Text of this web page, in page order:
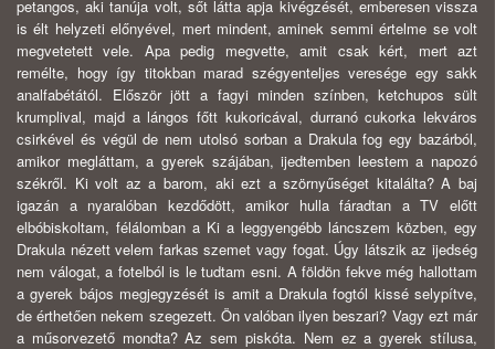
petangos, aki tanúja volt, sőt látta apja kivégzését, emberesen vissza
is élt helyzeti előnyével, mert mindent, aminek semmi értelme se volt
megvetetett vele. Apa pedig megvette, amit csak kért, mert azt
remélte, hogy így titokban marad szégyenteljes veresége egy sakk
analfabétától. Először jött a fagyi minden színben, ketchupos sült
krumplival, majd a lángos főtt kukoricával, durranó cukorka lekváros
csirkével és végül de nem utolsó sorban a Drakula fog egy bazárból,
amikor megláttam, a gyerek szájában, ijedtemben leestem a napozó
székről. Ki volt az a barom, aki ezt a szörnyűséget kitalálta? A baj
igazán a nyaralóban kezdődött, amikor hulla fáradtan a TV előtt
elbóbiskoltam, félálomban a Ki a leggyengébb láncszem közben, egy
Drakula nézett velem farkas szemet vagy fogat. Úgy látszik az ijedség
nem válogat, a fotelból is le tudtam esni. A földön fekve még hallottam
a gyerek bájos megjegyzését is amit a Drakula fogtól kissé selypítve,
de érthetően nekem szegezett. Ön valóban ilyen beszari? Vagy ezt már
a műsorvezető mondta? Az sem piskóta. Nem ez a gyerek stílusa,